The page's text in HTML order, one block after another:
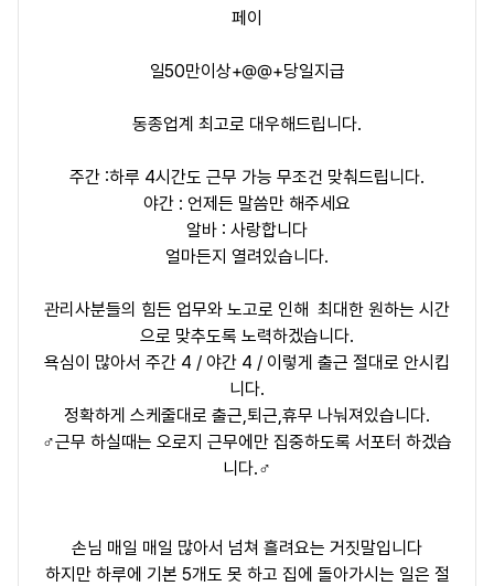
페이
일50만이상+@@+당일지급
동종업계 최고로 대우해드립니다.
주간 :하루 4시간도 근무 가능 무조건 맞춰드립니다.
야간 : 언제든 말씀만 해주세요
알바 : 사랑합니다
얼마든지 열려있습니다.
관리사분들의 힘든 업무와 노고로 인해 최대한 원하는 시간
으로 맞추도록 노력하겠습니다.
욕심이 많아서 주간 4 / 야간 4 / 이렇게 출근 절대로 안시킵
니다.
정확하게 스케줄대로 출근,퇴근,휴무 나눠져있습니다.
‍♂️근무 하실때는 오로지 근무에만 집중하도록 서포터 하겠습
니다.‍♂️
손님 매일 매일 많아서 넘쳐 흘려요는 거짓말입니다
하지만 하루에 기본 5개도 못 하고 집에 돌아가시는 일은 절